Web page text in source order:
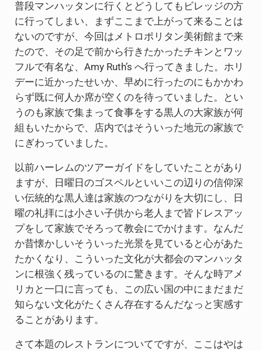
普段マンハッタンに行くとどうしてもビレッジの方
に行ってしまい、まずここまで上がって来ることは
ないのですが、今回はメトロポリタン美術館まで来
たので、その足で前から行きたかったチキンとワッ
フルで有名な、Amy Ruth’s へ行ってきました。ホリ
デーに近かったせいか、早めに行ったのにもかかわ
らず既に何人か席が空くのを待っていました。とい
うのも家族で集まって食事をする黒人の大家族が何
組もいたからで、店内ではそういった地元の家族で
にぎわっていました。
以前ハーレムのツアーガイドをしていたことがあり
ますが、日曜日のゴスペルといいこの辺りの信仰深
い伝統的な黒人達は家族のつながりを大切にし、日
曜の礼拝には小さい子供から老人まで皆ドレスアッ
プをして家族でそろって教会にでかけます。なんだ
か昔懐かしいそういった光景を見ていると心があた
たかくなり、こういった文化が大都会のマンハッタ
ンに根強く残っているのに驚きます。そんな時アメ
リカと一口に言っても、この広い国の中にまだまだ
知らない文化がたくさん存在するんだなっと実感す
ることがあります。
さて本題のレストランについてですが、ここはやは